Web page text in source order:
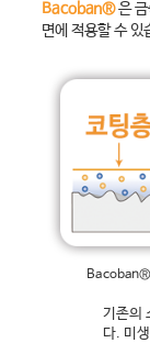
Bacoban®은 금
면에 적용할 수 있
Bacoban®
기존의
다. 미